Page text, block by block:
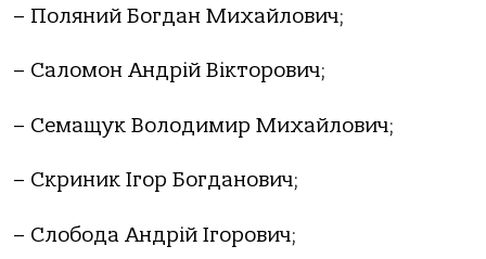
– Поляний Богдан Михайлович;
– Саломон Андрій Вікторович;
– Семащук Володимир Михайлович;
– Скриник Ігор Богданович;
– Слобода Андрій Ігорович;